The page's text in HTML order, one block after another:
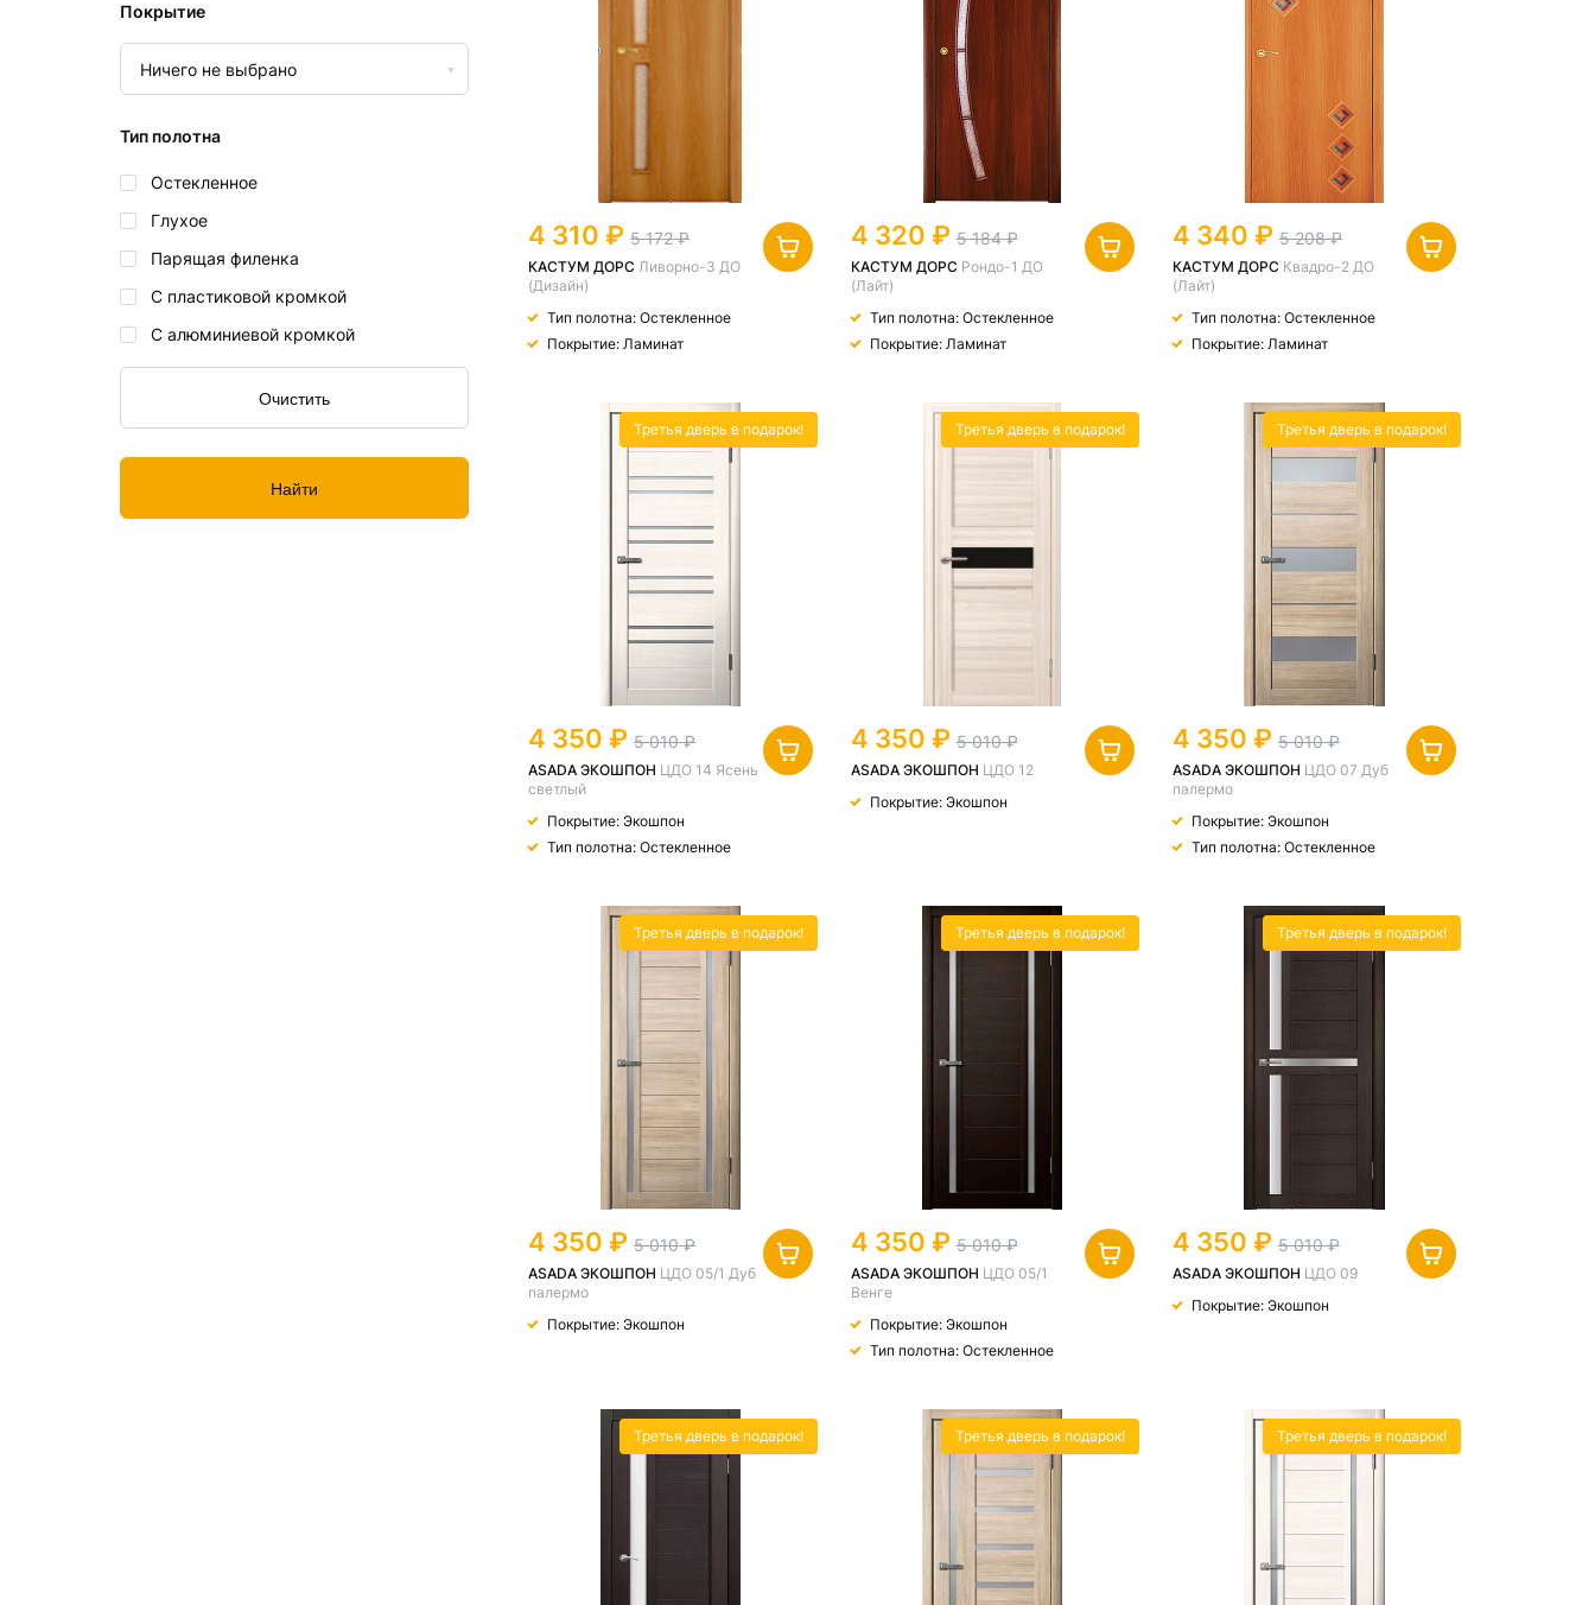
4 310 5 172
КАСТУМ ДОРС Ливорно-3 ДО
(Дизайн)
Тип полотна: Остекленное
Покрытие: Ламинат
4 320 5 184
КАСТУМ ДОРС Рондо-1 ДО
(Лайт)
Тип полотна: Остекленное
Покрытие: Ламинат
4 340 5 208
КАСТУМ ДОРС Квадро-2 ДО
(Лайт)
Тип полотна: Остекленное
Покрытие: Ламинат
Третья дверь в подарок!
4 350 5 010
ASADA ЭКОШПОН ЦДО 14 Ясень
светлый
Покрытие: Экошпон
Тип полотна: Остекленное
Третья дверь в подарок!
4 350 5 010
ASADA ЭКОШПОН ЦДО 12
Покрытие: Экошпон
Третья дверь в подарок!
4 350 5 010
ASADA ЭКОШПОН ЦДО 07 Дуб
палермо
Покрытие: Экошпон
Тип полотна: Остекленное
Третья дверь в подарок!
4 350 5 010
ASADA ЭКОШПОН ЦДО 05/1 Дуб
палермо
Покрытие: Экошпон
Третья дверь в подарок!
4 350 5 010
ASADA ЭКОШПОН ЦДО 05/1
Венге
Покрытие: Экошпон
Тип полотна: Остекленное
Третья дверь в подарок!
4 350 5 010
ASADA ЭКОШПОН ЦДО 09
Покрытие: Экошпон
Третья дверь в подарок! Третья дверь в подарок! Третья дверь в подарок!
Покрытие
Ничего не выбрано
Тип полотна
Остекленное
Глухое
Парящая филенка
С пластиковой кромкой
С алюминиевой кромкой
Очистить
Найти